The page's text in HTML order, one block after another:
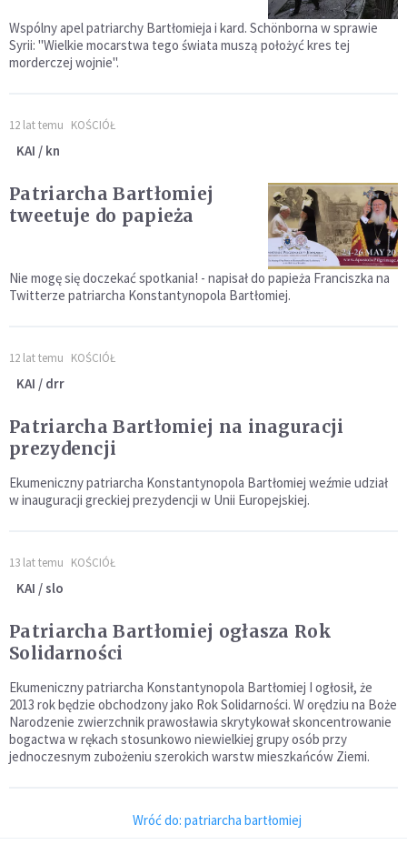
Wspólny apel patriarchy Bartłomieja i kard. Schönborna w sprawie
Syrii: "Wielkie mocarstwa tego świata muszą położyć kres tej
morderczej wojnie".
12 lat temu KOŚCIÓŁ
KAI / kn
Patriarcha Bartłomiej
tweetuje do papieża
Nie mogę się doczekać spotkania! - napisał do papieża Franciszka na
Twitterze patriarcha Konstantynopola Bartłomiej.
12 lat temu KOŚCIÓŁ
KAI / drr
Patriarcha Bartłomiej na inaguracji
prezydencji
Ekumeniczny patriarcha Konstantynopola Bartłomiej weźmie udział
w inauguracji greckiej prezydencji w Unii Europejskiej.
13 lat temu KOŚCIÓŁ
KAI / slo
Patriarcha Bartłomiej ogłasza Rok
Solidarności
Ekumeniczny patriarcha Konstantynopola Bartłomiej I ogłosił, że
2013 rok będzie obchodzony jako Rok Solidarności. W orędziu na Boże
Narodzenie zwierzchnik prawosławia skrytykował skoncentrowanie
bogactwa w rękach stosunkowo niewielkiej grupy osób przy
jednoczesnym zubożeniu szerokich warstw mieszkańców Ziemi.
Wróć do: patriarcha bartłomiej